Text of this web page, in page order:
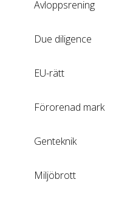
Avloppsrening
Due diligence
EU-rätt
Förorenad mark
Genteknik
Miljöbrott